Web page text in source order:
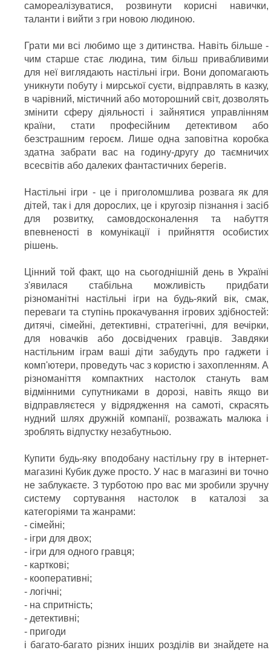
самореалізуватися, розвинути корисні навички,
таланти і вийти з гри новою людиною.
Грати ми всі любимо ще з дитинства. Навіть більше -
чим старше стає людина, тим більш привабливими
для неї виглядають настільні ігри. Вони допомагають
уникнути побуту і мирської суєти, відправлять в казку,
в чарівний, містичний або моторошний світ, дозволять
змінити сферу діяльності і зайнятися управлінням
країни, стати професійним детективом або
безстрашним героєм. Лише одна заповітна коробка
здатна забрати вас на годину-другу до таємничих
всесвітів або далеких фантастичних берегів.
Настільні ігри - це і приголомшлива розвага як для
дітей, так і для дорослих, це і кругозір пізнання і засіб
для розвитку, самовдосконалення та набуття
впевненості в комунікації і прийняття особистих
рішень.
Цінний той факт, що на сьогоднішній день в Україні
з'явилася стабільна можливість придбати
різноманітні настільні ігри на будь-який вік, смак,
переваги та ступінь прокачування ігрових здібностей:
дитячі, сімейні, детективні, стратегічні, для вечірки,
для новачків або досвідчених гравців. Завдяки
настільним іграм ваші діти забудуть про гаджети і
комп'ютери, проведуть час з користю і захопленням. А
різноманіття компактних настолок стануть вам
відмінними супутниками в дорозі, навіть якщо ви
відправляєтеся у відрядження на самоті, скрасять
нудний шлях дружній компанії, розважать малюка і
зроблять відпустку незабутньою.
Купити будь-яку вподобану настільну гру в інтернет-
магазині Кубик дуже просто. У нас в магазині ви точно
не заблукаєте. З турботою про вас ми зробили зручну
систему сортування настолок в каталозі за
категоріями та жанрами:
- сімейні;
- ігри для двох;
- ігри для одного гравця;
- карткові;
- кооперативні;
- логічні;
- на спритність;
- детективні;
- пригоди
і багато-багато різних інших розділів ви знайдете на